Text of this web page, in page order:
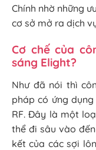
Chính nhờ những
cơ sở mở ra dịch
Cơ chế của
sáng Elight?
Như đã nói thì
pháp có ứng
RF. Đây là một
thể đi sâu vào
kết của các sợi